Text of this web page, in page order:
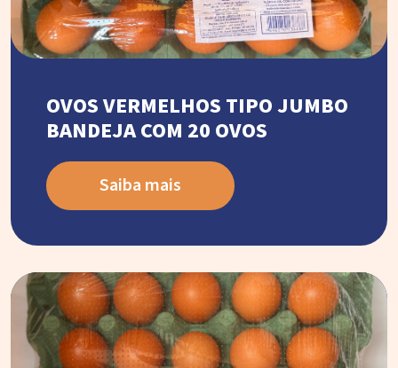
OVOS VERMELHOS TIPO JUMBO
BANDEJA COM 20 OVOS
Saiba mais